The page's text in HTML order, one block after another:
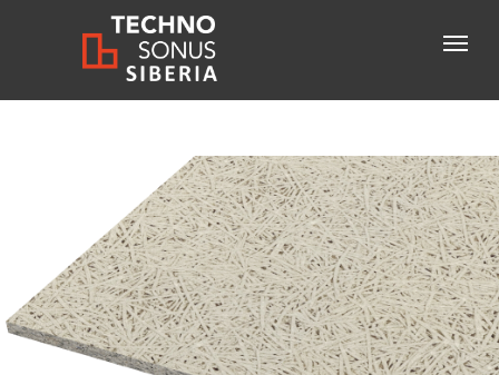
Консультация специалиста
бесплатный звонок по России
+7-800-600-61-83